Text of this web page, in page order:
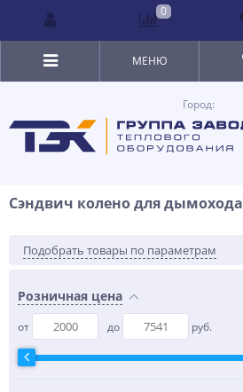
Город:
МЕНЮ
Сэндвич колено для дымохода
Подобрать товары по параметрам
Розничная цена
от до руб.
0